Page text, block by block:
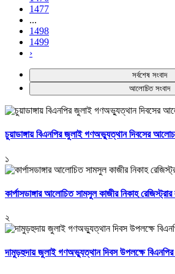
1477
...
1498
1499
›
সর্বশেষ সংবাদ
আলোচিত সংবাদ
চুয়াডাঙ্গায় বিএনপির জুলাই গণঅভ্যুত্থান দিবসের
১
কার্পাসডাঙ্গার আলোচিত সামসুল কাজীর নিকাহ রেজিস্ট্রার
২
দামুড়হুদায় জুলাই গণঅভ্যুত্থান দিবস উপলক্ষে